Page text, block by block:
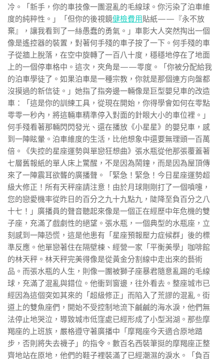
冷。「新手，你的車技像一團混亂的毛線球。你污染了泊車維
度的純粹性。」「但你的後視鏡健檢費用貼紙——『永不放
棄』，讓我看到了一絲愚蠢的勇氣。」車影大人突然掏出一個
像是遙控器的裝置，對著何手殘的車子按了一下。何手殘的車
子從牆上脫落，在空中旋轉了一百八十度，穩穩地停在了地面
上的一個停車格中。這次，夾角是——零度。「你被分配給我
的泊車學徒了。如果泊車是一種宗教，你就是那個連方向盤都
沒摸過的新信徒。」她指了指旁邊一輛像是巨型嬰兒車的改造
車：「這是你的訓練工具，從現在開始，你得學會如何在零點
零零一秒內，將這輛車精準停入對面的針眼大小的車位裡。」
何手殘看著那輛閃閃發光、還在播放《小星星》的嬰兒車，感
到一陣眩暈。泊車維度的生活，比他想象中還要無理頭一百萬
倍。《失控的星座運勢與單戀狂想曲》張水瓶從他那張覆蓋著
七層舊報紙的單人床上驚醒，不是因為鬧鐘，而是因為屋頂傳
來了一陣震耳欲聾的廣播聲。「緊急！緊急！今日星座運勢超
級大修正！所有天秤座請注意！由於月球剛剛打了一個噴嚏，
您的戀愛機率從昨日的百分之九十九點九，陡降至負百分之八
十七！」廣播員的聲音聽起來像是一個正在經歷中年危機的雙
子座，充滿了戲劇性的絕望。張水瓶，一個典型的水瓶座，立
刻感到一陣恐慌，這是他患有「星座預報壓力症候群」後的標
準反應。他單戀著住在隔壁棟、經營一家「平衡美學」咖啡館
的林天秤。林天秤完美得像是從黃金分割線中走出來的藝術
品。而張水瓶的人生，則像一團被獅子座暴君隨意亂踢的毛線
球，充滿了混亂與錯位。他衝到窗邊，往外看去。整座城市已
經因為這個突如其來的「超級修正」而陷入了荒謬的混亂。街
道上的雙魚座們，開始不受控制地流下鹹鹹的海水淚，他們無
法停止地哭泣，導致城市低窪處已經形成了小型潟湖。那些摩
羯座的上班族，嚴格遵守著廣播中「摩羯座今天適合原地踏
步，否則將失去襪子」的指令。數百名西裝筆挺的摩羯座正整
齊地站在原地，他們的鞋子裡裝滿了已經潮濕的淚水。「負百